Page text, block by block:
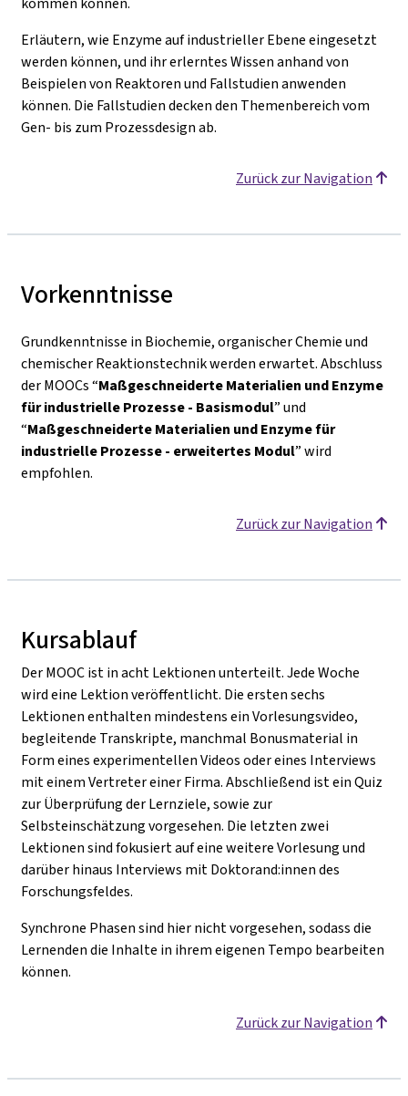
Erläutern, wie Enzyme auf industrieller Ebene eingesetzt
werden können, und ihr erlerntes Wissen anhand von
Beispielen von Reaktoren und Fallstudien anwenden
können. Die Fallstudien decken den Themenbereich vom
Gen- bis zum Prozessdesign ab.
Zurück zur Navigation
Vorkenntnisse
Grundkenntnisse in Biochemie, organischer Chemie und
chemischer Reaktionstechnik werden erwartet. Abschluss
der MOOCs “Maßgeschneiderte Materialien und Enzyme
für industrielle Prozesse - Basismodul” und
“Maßgeschneiderte Materialien und Enzyme für
industrielle Prozesse - erweitertes Modul” wird
empfohlen.
Zurück zur Navigation
Kursablauf
Der MOOC ist in acht Lektionen unterteilt. Jede Woche
wird eine Lektion veröffentlicht. Die ersten sechs
Lektionen enthalten mindestens ein Vorlesungsvideo,
begleitende Transkripte, manchmal Bonusmaterial in
Form eines experimentellen Videos oder eines Interviews
mit einem Vertreter einer Firma. Abschließend ist ein Quiz
zur Überprüfung der Lernziele, sowie zur
Selbsteinschätzung vorgesehen. Die letzten zwei
Lektionen sind fokusiert auf eine weitere Vorlesung und
darüber hinaus Interviews mit Doktorand:innen des
Forschungsfeldes.
Synchrone Phasen sind hier nicht vorgesehen, sodass die
Lernenden die Inhalte in ihrem eigenen Tempo bearbeiten
können.
Zurück zur Navigation